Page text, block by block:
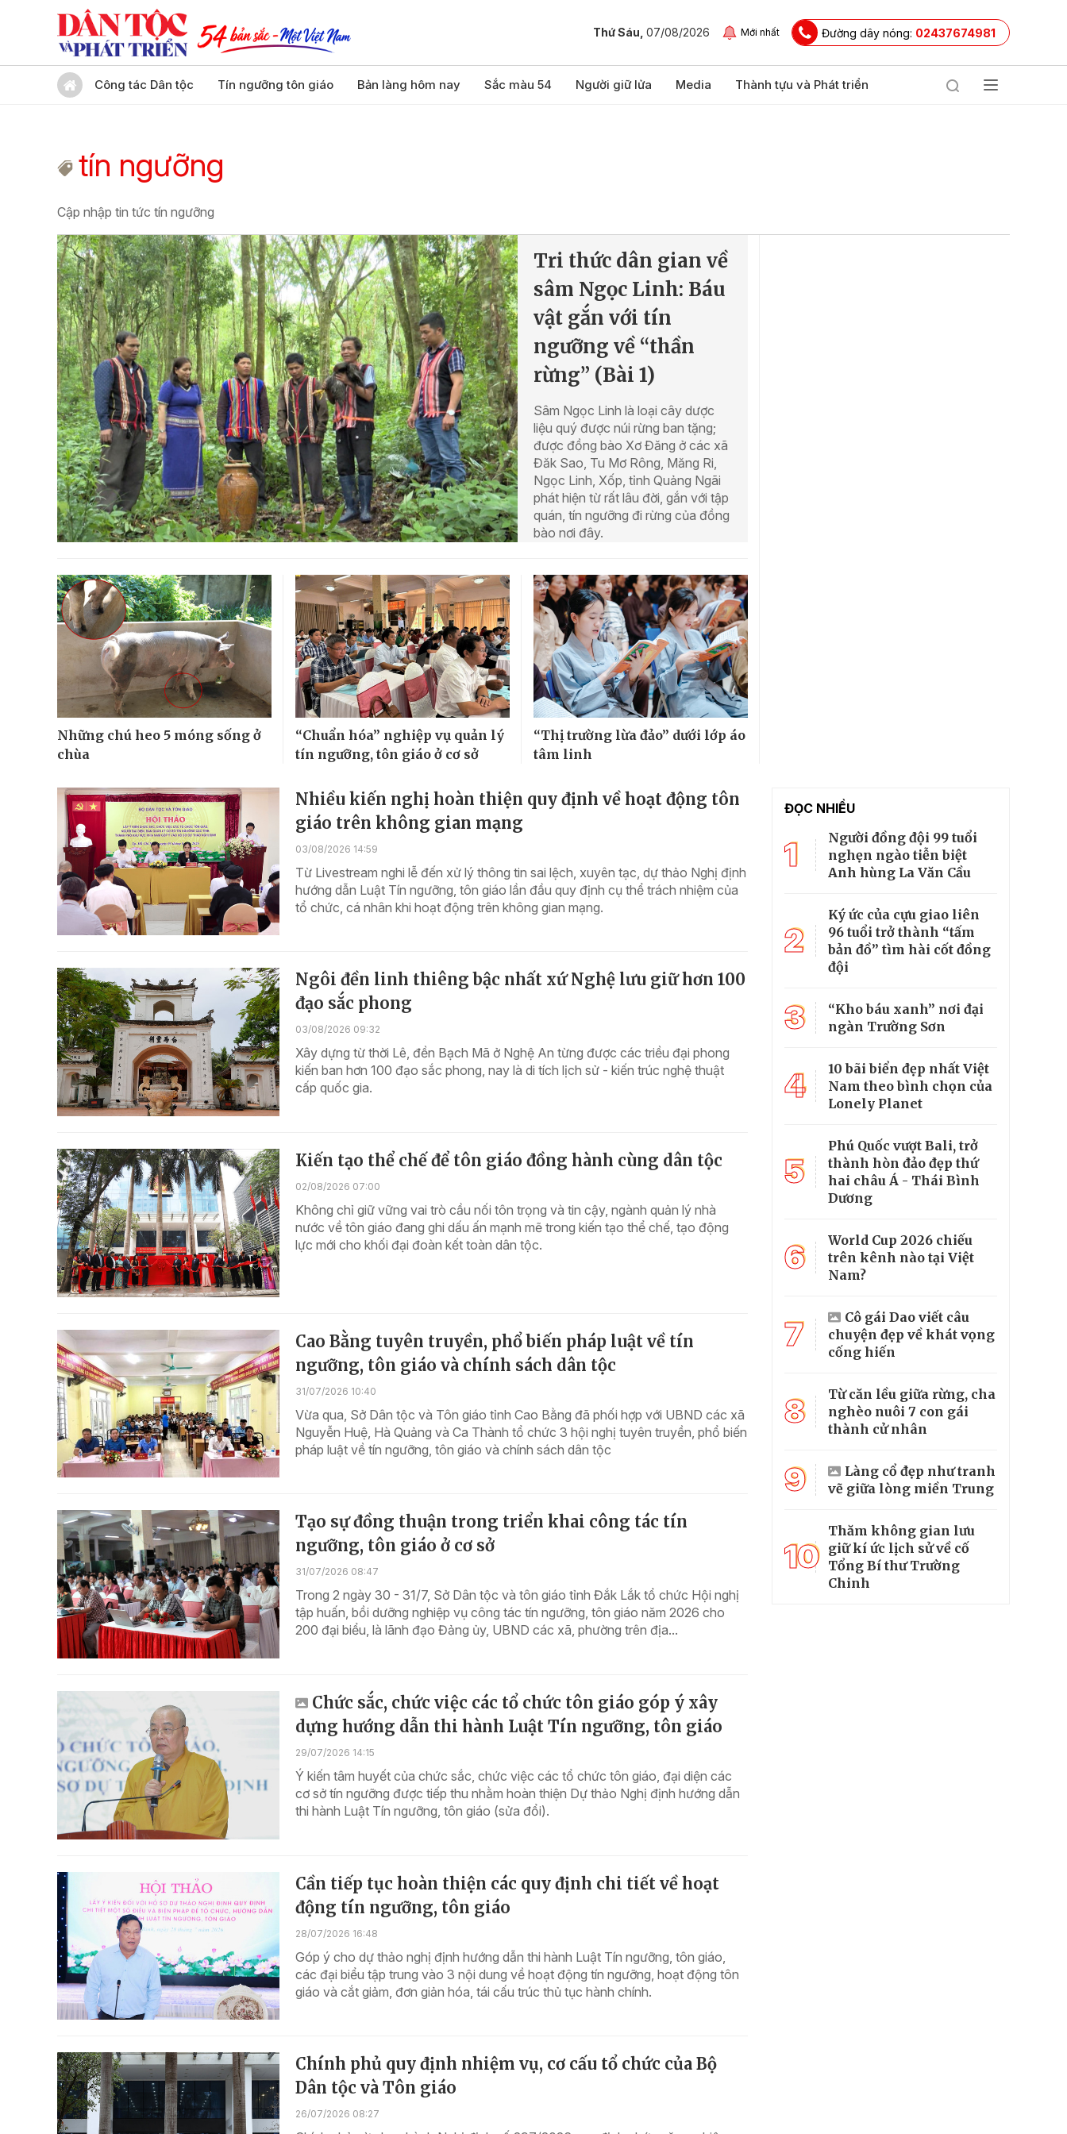
Thứ Sáu, 07/08/2026 Mới nhất Đường dây nóng: 02437674981
Công tác Dân tộc Tín ngưỡng tôn giáo Bản làng hôm nay Sắc màu 54 Người giữ lửa Media Thành tựu và Phát triển
tín ngưỡng
Cập nhập tin tức tín ngưỡng
Tri thức dân gian về
sâm Ngọc Linh: Báu
vật gắn với tín
ngưỡng về “thần
rừng” (Bài 1)
Sâm Ngọc Linh là loại cây dược
liệu quý được núi rừng ban tặng;
được đồng bào Xơ Đăng ở các xã
Đăk Sao, Tu Mơ Rông, Măng Ri,
Ngọc Linh, Xốp, tỉnh Quảng Ngãi
phát hiện từ rất lâu đời, gắn với tập
quán, tín ngưỡng đi rừng của đồng
bào nơi đây.
Những chú heo 5 móng sống ở
chùa
“Chuẩn hóa” nghiệp vụ quản lý
tín ngưỡng, tôn giáo ở cơ sở
“Thị trường lừa đảo” dưới lớp áo
tâm linh
Nhiều kiến nghị hoàn thiện quy định về hoạt động tôn
giáo trên không gian mạng
03/08/2026 14:59
Từ Livestream nghi lễ đến xử lý thông tin sai lệch, xuyên tạc, dự thảo Nghị định
hướng dẫn Luật Tín ngưỡng, tôn giáo lần đầu quy định cụ thể trách nhiệm của
tổ chức, cá nhân khi hoạt động trên không gian mạng.
Ngôi đền linh thiêng bậc nhất xứ Nghệ lưu giữ hơn 100
đạo sắc phong
03/08/2026 09:32
Xây dựng từ thời Lê, đền Bạch Mã ở Nghệ An từng được các triều đại phong
kiến ban hơn 100 đạo sắc phong, nay là di tích lịch sử - kiến trúc nghệ thuật
cấp quốc gia.
Kiến tạo thể chế để tôn giáo đồng hành cùng dân tộc
02/08/2026 07:00
Không chỉ giữ vững vai trò cầu nối tôn trọng và tin cậy, ngành quản lý nhà
nước về tôn giáo đang ghi dấu ấn mạnh mẽ trong kiến tạo thể chế, tạo động
lực mới cho khối đại đoàn kết toàn dân tộc.
Cao Bằng tuyên truyền, phổ biến pháp luật về tín
ngưỡng, tôn giáo và chính sách dân tộc
31/07/2026 10:40
Vừa qua, Sở Dân tộc và Tôn giáo tỉnh Cao Bằng đã phối hợp với UBND các xã
Nguyễn Huệ, Hà Quảng và Ca Thành tổ chức 3 hội nghị tuyên truyền, phổ biến
pháp luật về tín ngưỡng, tôn giáo và chính sách dân tộc
Tạo sự đồng thuận trong triển khai công tác tín
ngưỡng, tôn giáo ở cơ sở
31/07/2026 08:47
Trong 2 ngày 30 - 31/7, Sở Dân tộc và tôn giáo tỉnh Đắk Lắk tổ chức Hội nghị
tập huấn, bồi dưỡng nghiệp vụ công tác tín ngưỡng, tôn giáo năm 2026 cho
200 đại biểu, là lãnh đạo Đảng ủy, UBND các xã, phường trên địa...
Chức sắc, chức việc các tổ chức tôn giáo góp ý xây
dựng hướng dẫn thi hành Luật Tín ngưỡng, tôn giáo
29/07/2026 14:15
Ý kiến tâm huyết của chức sắc, chức việc các tổ chức tôn giáo, đại diện các
cơ sở tín ngưỡng được tiếp thu nhằm hoàn thiện Dự thảo Nghị định hướng dẫn
thi hành Luật Tín ngưỡng, tôn giáo (sửa đổi).
Cần tiếp tục hoàn thiện các quy định chi tiết về hoạt
động tín ngưỡng, tôn giáo
28/07/2026 16:48
Góp ý cho dự thảo nghị định hướng dẫn thi hành Luật Tín ngưỡng, tôn giáo,
các đại biểu tập trung vào 3 nội dung về hoạt động tín ngưỡng, hoạt động tôn
giáo và cắt giảm, đơn giản hóa, tái cấu trúc thủ tục hành chính.
Chính phủ quy định nhiệm vụ, cơ cấu tổ chức của Bộ
Dân tộc và Tôn giáo
26/07/2026 08:27
ĐỌC NHIỀU
1
Người đồng đội 99 tuổi
nghẹn ngào tiễn biệt
Anh hùng La Văn Cầu
2
Ký ức của cựu giao liên
96 tuổi trở thành “tấm
bản đồ” tìm hài cốt đồng
đội
3
“Kho báu xanh” nơi đại
ngàn Trường Sơn
4
10 bãi biển đẹp nhất Việt
Nam theo bình chọn của
Lonely Planet
5
Phú Quốc vượt Bali, trở
thành hòn đảo đẹp thứ
hai châu Á - Thái Bình
Dương
6
World Cup 2026 chiếu
trên kênh nào tại Việt
Nam?
7
Cô gái Dao viết câu
chuyện đẹp về khát vọng
cống hiến
8
Từ căn lều giữa rừng, cha
nghèo nuôi 7 con gái
thành cử nhân
9
Làng cổ đẹp như tranh
vẽ giữa lòng miền Trung
10
Thăm không gian lưu
giữ kí ức lịch sử về cố
Tổng Bí thư Trường
Chinh